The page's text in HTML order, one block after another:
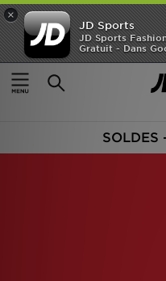
×
JD Sports
JD Sports
Gratuit - Dans
Accueil
Enfant
Produits 45
SOLDES
Accueil
Nouveautés